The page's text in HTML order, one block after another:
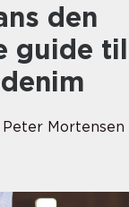
guide til
Peter Mortensen